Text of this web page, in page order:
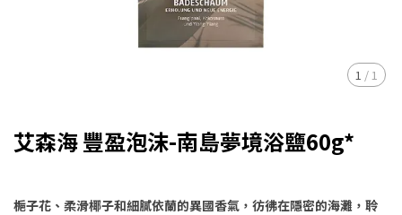
1 / 1
艾森海 豐盈泡沫-南島夢境浴鹽60g*
梔子花、柔滑椰子和細膩依蘭的異國香氣，彷彿在隱密的海灘，聆